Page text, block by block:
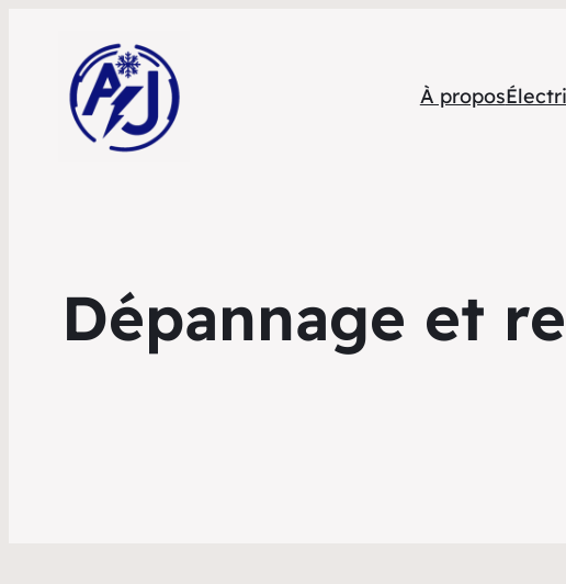
À propos
Dépannage et